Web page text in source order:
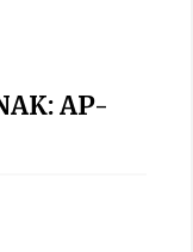
AP-